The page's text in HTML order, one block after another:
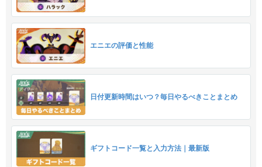
エニエの評価と性能
日付更新時間はいつ？毎日やるべきことまとめ
ギフトコード一覧と入力方法｜最新版